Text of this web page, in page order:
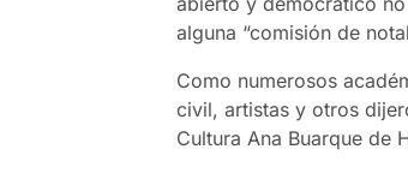
alguna “comisión de
Como numerosos
civil, artistas y otros
Cultura Ana Buarque de